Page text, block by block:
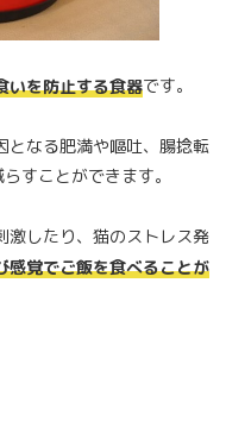
いを防止する食器です。
となる肥満や嘔吐、腸捻転
すことができます。
激したり、猫のストレス発
感覚でご飯を食べることが